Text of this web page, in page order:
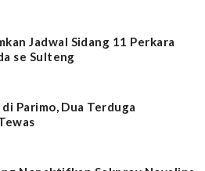
Jadwal Sidang 11 Perkara
se Sulteng
Parimo, Dua Terduga